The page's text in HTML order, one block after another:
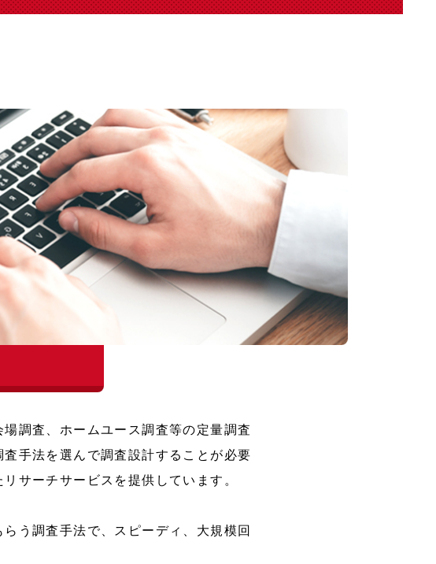
調査、ホームユース調査等の定量調査
手法を選んで調査設計することが必要
サーチサービスを提供しています。
う調査手法で、スピーディ、大規模回